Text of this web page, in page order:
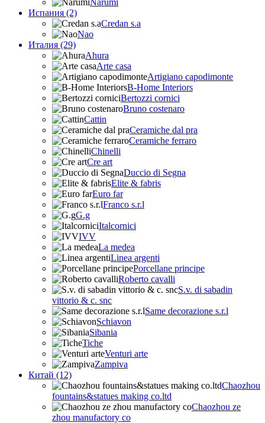
Narumi
Испания (2)
Credan s.a
Nao
Италия (29)
Ahura
Arte casa
Artigiano capodimonte
B-Home Interiors
Bertozzi cornici
Bruno costenaro
Cattin
Ceramiche dal pra
Ceramiche ferraro
Chinelli
Cre art
Duccio di Segna
Elite & fabris
Euro far
Franco s.r.l
G.g
Italcornici
IVV
La medea
Linea argenti
Porcellane principe
Roberto cavalli
S.v. di sabadin
vittorio & c. snc
Same decorazione s.r.l
Schiavon
Sibania
Tiche
Venturi arte
Zampiva
Китай (12)
Chaozhou
fountains&statues making co.ltd
Chaozhou ze
zhou manufactory co